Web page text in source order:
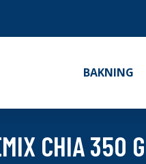
BAKNING
CHIA 350 G